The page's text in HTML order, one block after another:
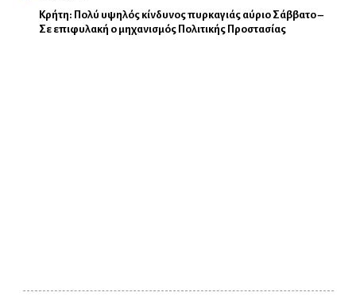
Κρήτη: Πολύ υψηλός κίνδυνος πυρκαγιάς αύριο Σάββατο –
Σε επιφυλακή ο μηχανισμός Πολιτικής Προστασίας